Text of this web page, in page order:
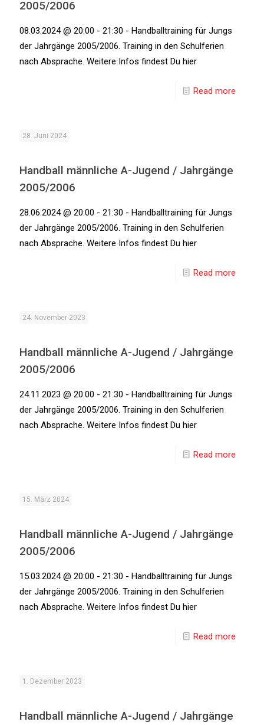
2005/2006
08.03.2024 @ 20:00 - 21:30 - Handballtraining für Jungs
der Jahrgänge 2005/2006. Training in den Schulferien
nach Absprache. Weitere Infos findest Du hier
Read more
28. Juni 2024
Handball männliche A-Jugend / Jahrgänge
2005/2006
28.06.2024 @ 20:00 - 21:30 - Handballtraining für Jungs
der Jahrgänge 2005/2006. Training in den Schulferien
nach Absprache. Weitere Infos findest Du hier
Read more
24. November 2023
Handball männliche A-Jugend / Jahrgänge
2005/2006
24.11.2023 @ 20:00 - 21:30 - Handballtraining für Jungs
der Jahrgänge 2005/2006. Training in den Schulferien
nach Absprache. Weitere Infos findest Du hier
Read more
15. März 2024
Handball männliche A-Jugend / Jahrgänge
2005/2006
15.03.2024 @ 20:00 - 21:30 - Handballtraining für Jungs
der Jahrgänge 2005/2006. Training in den Schulferien
nach Absprache. Weitere Infos findest Du hier
Read more
1. Dezember 2023
Handball männliche A-Jugend / Jahrgänge